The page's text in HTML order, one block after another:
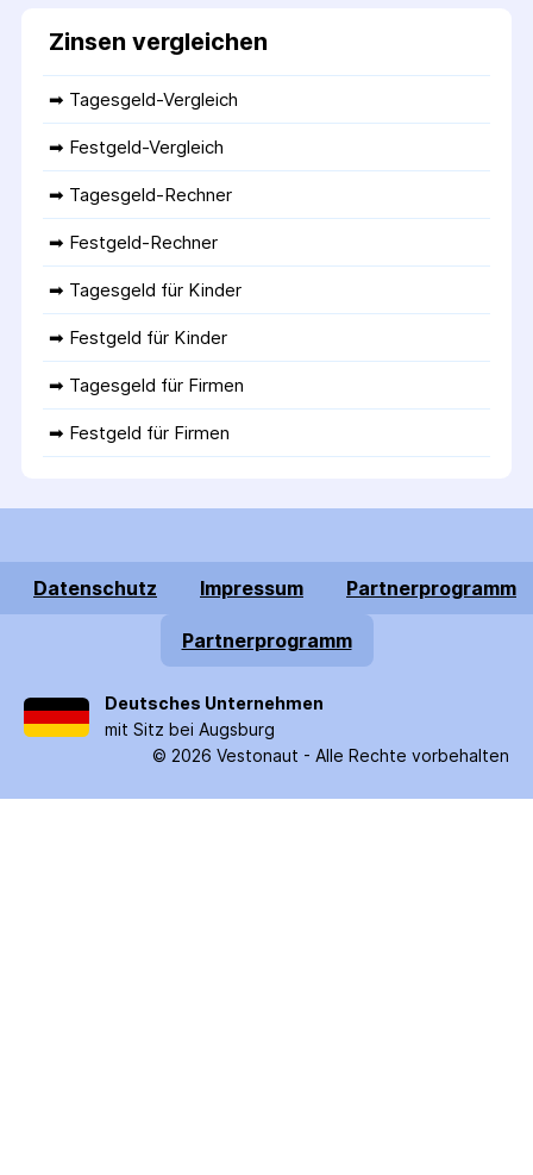
Zinsen vergleichen
➡ Tagesgeld-Vergleich
➡ Festgeld-Vergleich
➡ Tagesgeld-Rechner
➡ Festgeld-Rechner
➡ Tagesgeld für Kinder
➡ Festgeld für Kinder
➡ Tagesgeld für Firmen
➡ Festgeld für Firmen
Datenschutz Impressum Partnerprogramm
Partnerprogramm
Deutsches Unternehmen
mit Sitz bei Augsburg
© 2026 Vestonaut - Alle Rechte vorbehalten